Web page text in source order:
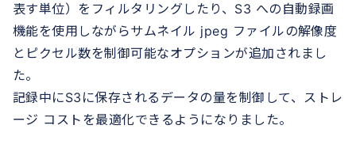
表す単位）をフィルタリングしたり、S3 への自動録画
機能を使用しながらサムネイル jpeg ファイルの解像度
とピクセル数を制御可能なオプションが追加されまし
た。
記録中にS3に保存されるデータの量を制御して、ストレ
ージ コストを最適化できるようになりました。